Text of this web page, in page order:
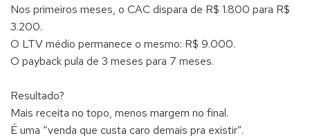
Nos primeiros meses, o CAC dispara de R$ 1.800 para R$
3.200.
O LTV médio permanece o mesmo: R$ 9.000.
O payback pula de 3 meses para 7 meses.
Resultado?
Mais receita no topo, menos margem no final.
É uma “venda que custa caro demais pra existir”.